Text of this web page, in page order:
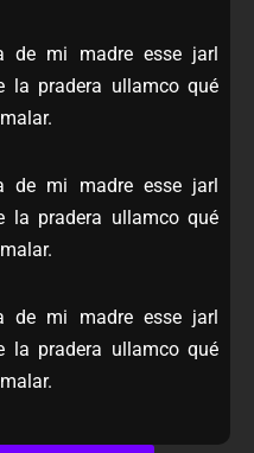
de mi madre esse jarl
la pradera ullamco qué
de mi madre esse jarl
la pradera ullamco qué
de mi madre esse jarl
la pradera ullamco qué